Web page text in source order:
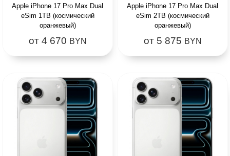
Apple iPhone 17 Pro Max Dual
eSim 1TB (космический
оранжевый)
от 4 670 BYN
Apple iPhone 17 Pro Max Dual
eSim 2TB (космический
оранжевый)
от 5 875 BYN